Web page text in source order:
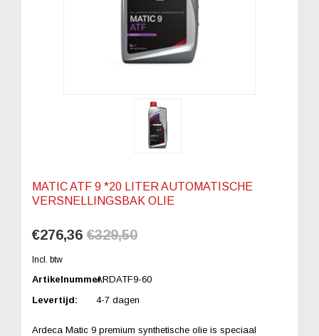
MATIC ATF 9 *20 LITER AUTOMATISCHE
VERSNELLINGSBAK OLIE
€276,36 €329,50
Incl. btw
Artikelnummer:ARDATF9-60
Levertijd:
4-7 dagen
Ardeca Matic 9 premium synthetische olie is speciaal